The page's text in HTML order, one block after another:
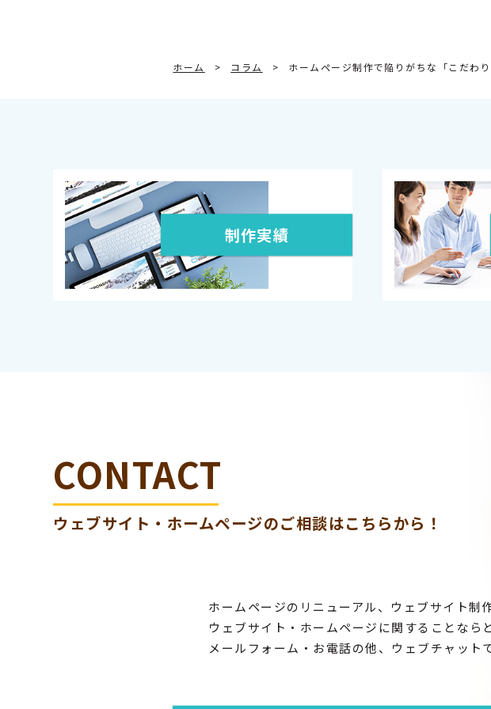
ホーム コラム ホームページ制作で陥りがちな「こだわ
制作実績
CONTACT
ウェブサイト・ホームページのご相談はこちらから！
ホームページのリニューアル、ウェブサイト制
ウェブサイト・ホームページに関することな
メールフォーム・お電話の他、ウェブチャット